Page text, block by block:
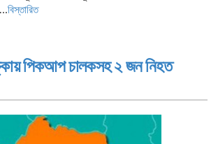
বিস্তারিত
পিকআপ চালকসহ ২ জন নিহত